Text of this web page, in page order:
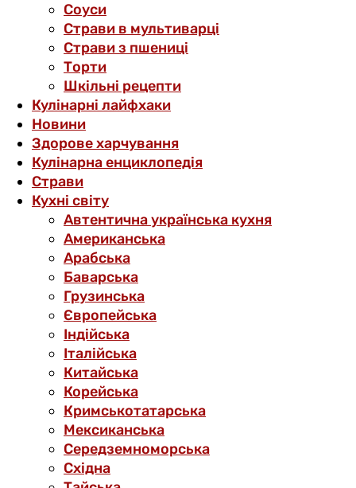
Соуси
Страви в мультиварці
Страви з пшениці
Торти
Шкільні рецепти
Кулінарні лайфхаки
Новини
Здорове харчування
Кулінарна енциклопедія
Страви
Кухні світу
Автентична українська кухня
Американська
Арабська
Баварська
Грузинська
Європейська
Індійська
Італійська
Китайська
Корейська
Кримськотатарська
Мексиканська
Середземноморська
Східна